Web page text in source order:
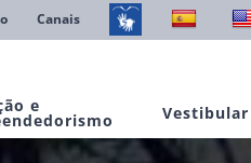
Canais
e Vestibular